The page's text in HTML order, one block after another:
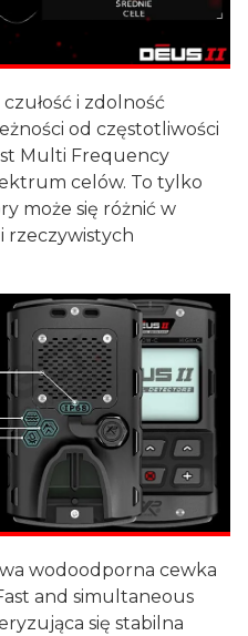
i zdolność
od częstotliwości
Multi Frequency
celów. To tylko
może się różnić w
rzeczywistych
wodoodporna cewka
and simultaneous
się stabilna